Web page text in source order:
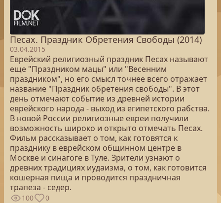
Песах. Праздник Обретения Свободы (2014)
03.04.2015
Еврейский религиозный праздник Песах называют
еще "Праздником мацы" или "Весенним
праздником", но его смысл точнее всего отражает
название "Праздник обретения свободы". В этот
день отмечают событие из древней истории
еврейского народа - выход из египетского рабства.
В новой России религиозные евреи получили
возможность широко и открыто отмечать Песах.
Фильм рассказывает о том, как готовятся к
празднику в еврейском общинном центре в
Москве и синагоге в Туле. Зрители узнают о
древних традициях иудаизма, о том, как готовится
кошерная пища и проводится праздничная
трапеза - седер.
100 0